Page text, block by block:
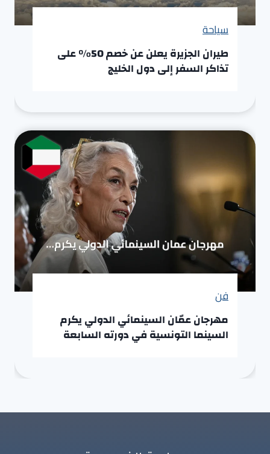
سياحة
طيران الجزيرة يعلن عن خصم 50% على
تذاكر السفر إلى دول الخليج
فن
مهرجان عمّان السينمائي الدولي يكرم
السينما التونسية في دورته السابعة